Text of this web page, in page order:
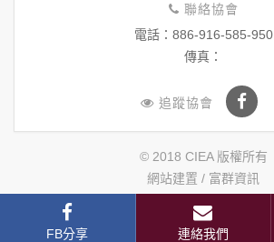
聯絡協會
電話：886-916-585-950
傳真：
追蹤協會
© 2018 CIEA 版權所有
網站建置 / 富群資訊
FB分享 連絡我們